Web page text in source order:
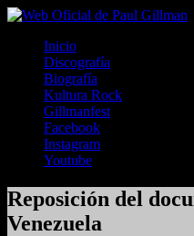
Inicio
Discografía
Biografía
Kultura Rock
Gillmanfest
Facebook
Instagram
Youtube
Reposición del
Venezuela